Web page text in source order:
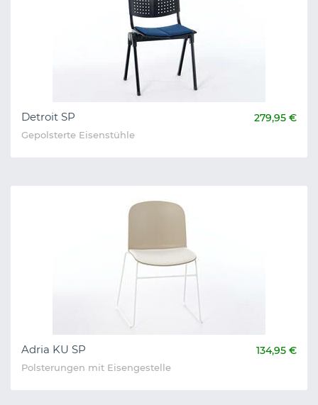
Detroit SP 279,95 €
Gepolsterte Eisenstühle
Adria KU SP 134,95 €
Polsterungen mit Eisengestelle